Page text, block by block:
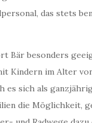
das stets
Bär besonders
Kindern im Alter
sich als
die Möglichkeit,